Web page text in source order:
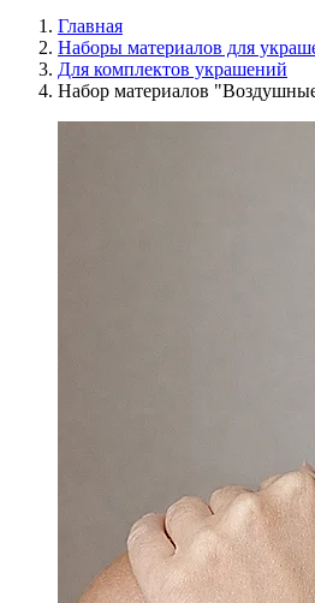
Главная
Наборы материалов для
Для комплектов украшений
Набор материалов